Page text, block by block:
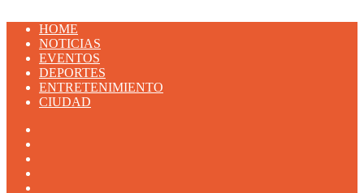
HOME
NOTICIAS
EVENTOS
DEPORTES
ENTRETENIMIENTO
CIUDAD